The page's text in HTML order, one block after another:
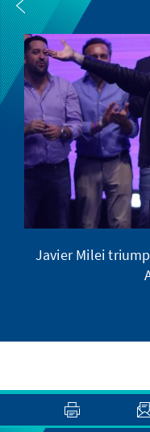
Javier Milei